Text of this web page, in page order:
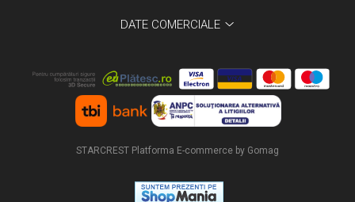
DATE COMERCIALE
STARCREST Platforma E-commerce by Gomag